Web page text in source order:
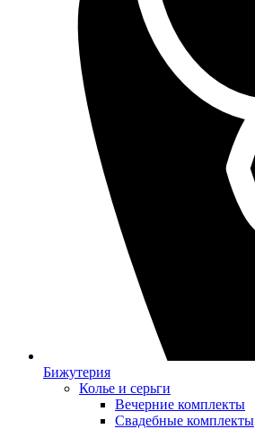
Бижутерия
Колье и серьги
Вечерние комплекты
Свадебные комплекты